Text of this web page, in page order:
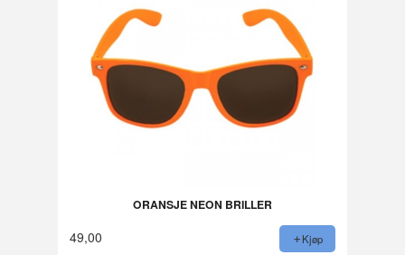
ORANSJE NEON BRILLER
49,00 Kjøp